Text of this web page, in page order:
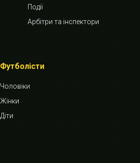
Події
Арбітри та інспектори
Футболісти
Чоловіки
Жінки
Діти